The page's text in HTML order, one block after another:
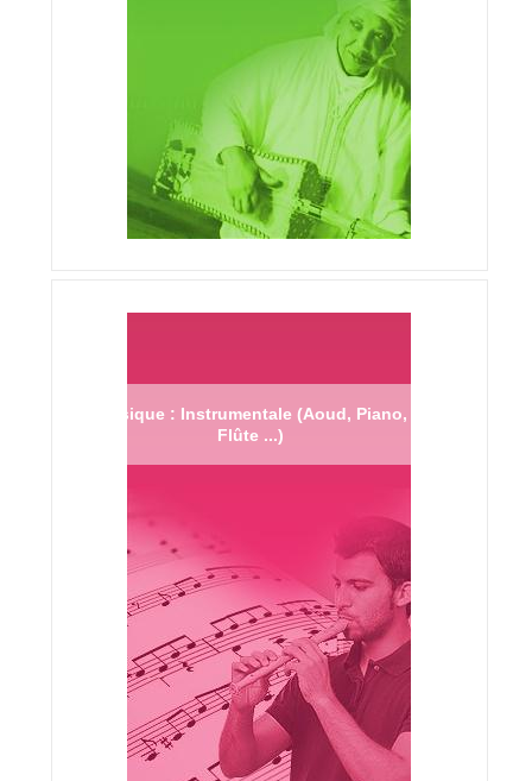
Musique : Instrumentale (Aoud, Piano,
Flûte ...)